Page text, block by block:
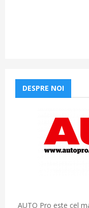
DESPRE NOI
AUTO Pro este cel